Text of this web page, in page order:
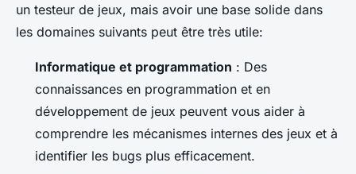
un testeur de jeux, mais avoir une base solide dans
les domaines suivants peut être très utile:
Informatique et programmation : Des
connaissances en programmation et en
développement de jeux peuvent vous aider à
comprendre les mécanismes internes des jeux et à
identifier les bugs plus efficacement.